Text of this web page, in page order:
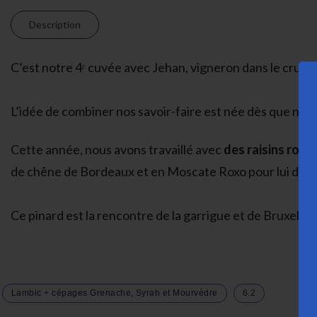
Description
C’est notre 4ᵉ cuvée avec Jehan, vigneron dans le cru
L’idée de combiner nos savoir-faire est née dès que
Cette année, nous avons travaillé avec des raisins
de chêne de Bordeaux et en Moscate Roxo pour lui
Ce pinard est la rencontre de la garrigue et de
Lambic + cépages Grenache, Syrah et Mourvèdre 6.2